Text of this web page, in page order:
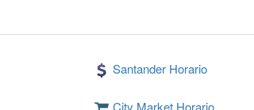
Santander Horario